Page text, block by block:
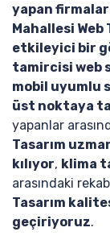
yapan firmalar
Mahallesi Web
etkileyici bir
tamircisi web
mobil uyumlu
üst noktaya
yapanlar
Tasarım
kılıyor, klima
arasındaki
Tasarım
geçiriyoruz.